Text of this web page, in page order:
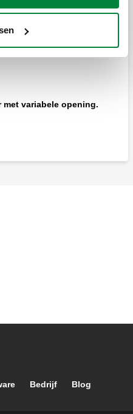
met variabele opening.
Bedrijf Blog